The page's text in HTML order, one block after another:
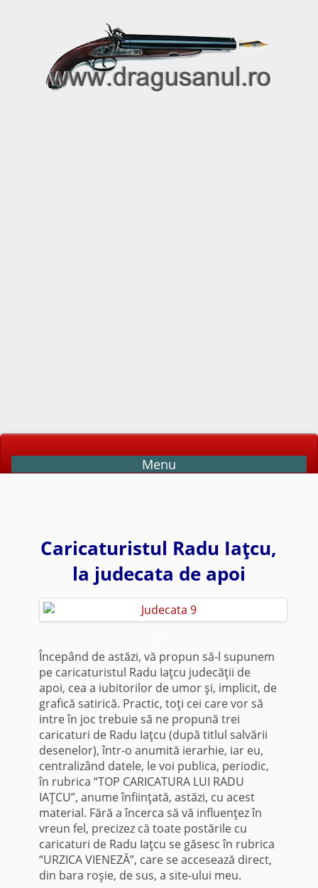
Menu
Caricaturistul Radu Iaţcu,
la judecata de apoi
Începând de astăzi, vă propun să-l supunem
pe caricaturistul Radu Iaţcu judecăţii de
apoi, cea a iubitorilor de umor şi, implicit, de
grafică satirică. Practic, toţi cei care vor să
intre în joc trebuie să ne propună trei
caricaturi de Radu Iaţcu (după titlul salvării
desenelor), într-o anumită ierarhie, iar eu,
centralizând datele, le voi publica, periodic,
în rubrica “TOP CARICATURA LUI RADU
IAŢCU”, anume înfiinţată, astăzi, cu acest
material. Fără a încerca să vă influenţez în
vreun fel, precizez că toate postările cu
caricaturi de Radu Iaţcu se găsesc în rubrica
“URZICA VIENEZĂ”, care se accesează direct,
din bara roşie, de sus, a site-ului meu.